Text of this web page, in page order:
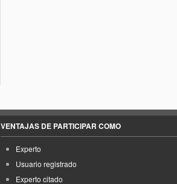
VENTAJAS DE PARTICIPAR COMO
Experto
Usuario registrado
Experto citado